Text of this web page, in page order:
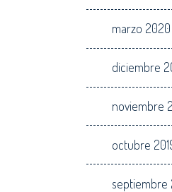
marzo 2020
diciembre
noviembre
octubre
septiembre